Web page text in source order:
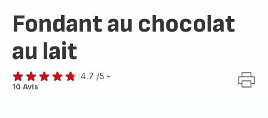
Fondant au chocolat
au lait
ratings.4.7
4.7 /5 -
10 Avis